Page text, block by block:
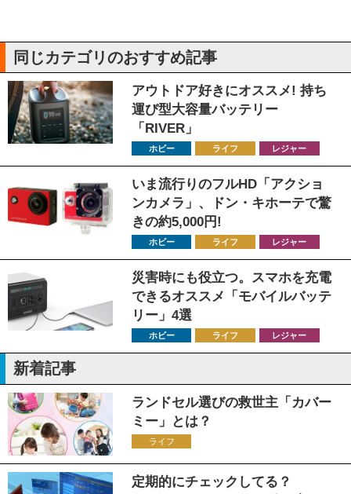
同じカテゴリのおすすめ記事
アウトドア好きにオススメ! 持ち
運び型大容量バッテリー
「RIVER」
ホビー ライフ レジャー
いま流行りのフルHD「アクショ
ンカメラ」、ドン・キホーテで驚
きの約5,000円!
ホビー ライフ レジャー
災害時にも役立つ。スマホを充電
できるオススメ「モバイルバッテ
リー」4選
ホビー ライフ レジャー
新着記事
ランドセル選びの救世主「カバー
ミー」とは？
ライフ
定期的にチェックしてる？